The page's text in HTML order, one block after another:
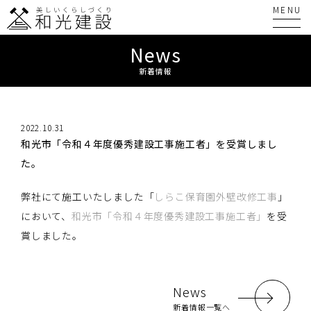
News
新着情報
2022.10.31
和光市「令和４年度優秀建設工事施工者」を受賞しまし
た。
弊社にて施工いたしました「しらこ保育園外壁改修工事 」
において、 和光市「令和４年度優秀建設工事施工者」 を受
賞しました。
News
新着情報一覧へ